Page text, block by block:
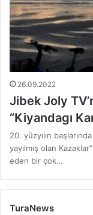
26.09.2022
Jibek Joly
“Kiyandagı
20. yüzyılın
yayılmış olan
eden bir çok…
TuraNews